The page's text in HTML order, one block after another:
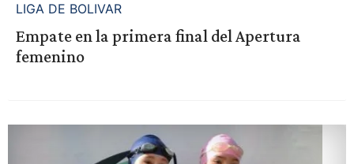
LIGA DE BOLIVAR
Empate en la primera final del Apertura
femenino